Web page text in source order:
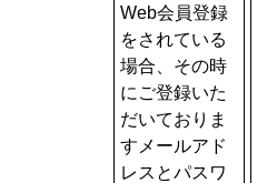
Web会員登録
をされている
場合、その時
にご登録いた
だいておりま
すメールアド
レスとパスワ